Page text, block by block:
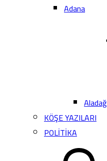
Adana
Aladağ
KÖŞE YAZILARI
POLİTİKA